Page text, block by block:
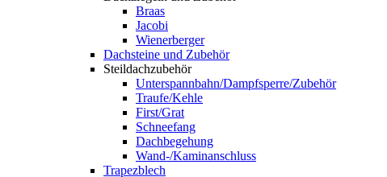
Braas
Jacobi
Wienerberger
Dachsteine und Zubehör
Steildachzubehör
Unterspannbahn/Dampfsperre/Zubehör
Traufe/Kehle
First/Grat
Schneefang
Dachbegehung
Wand-/Kaminanschluss
Trapezblech